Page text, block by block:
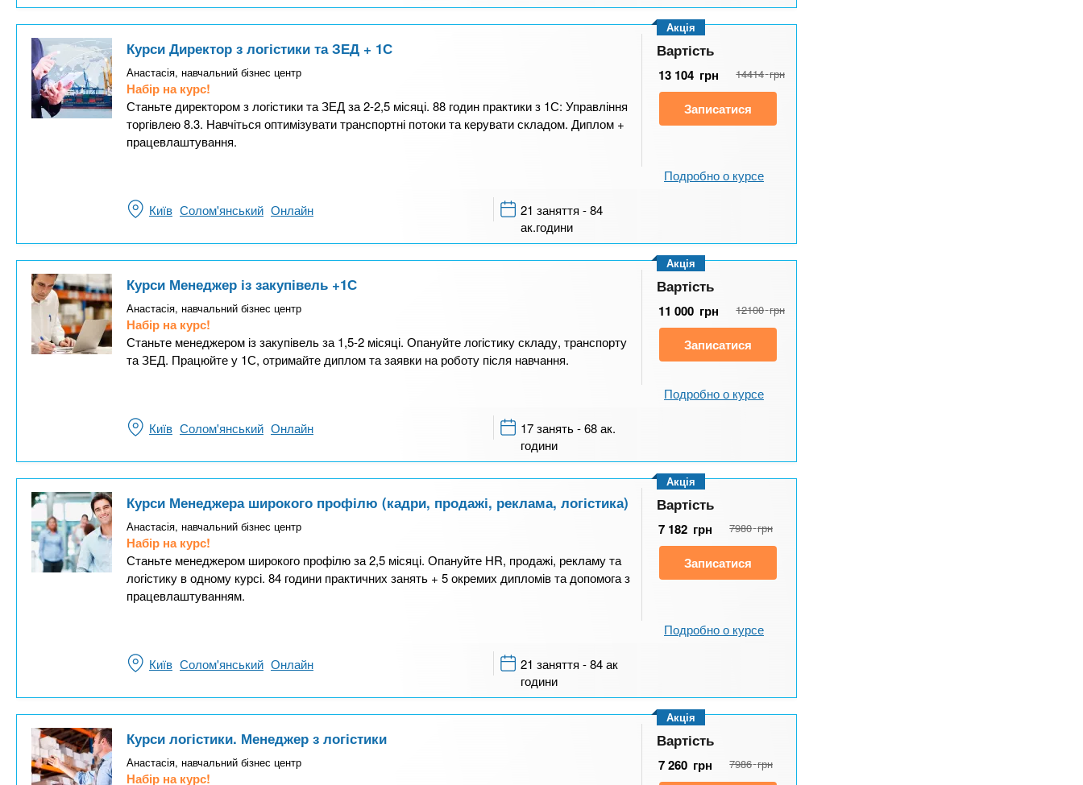
Курси Директор з логістики та ЗЕД + 1С
Анастасія, навчальний бізнес центр
Набір на курс!
Станьте директором з логістики та ЗЕД за 2-2,5 місяці. 88 годин практики з 1С: Управління
торгівлею 8.3. Навчіться оптимізувати транспортні потоки та керувати складом. Диплом +
працевлаштування.
Акція
Вартість
13 104 грн 14414 грн
Записатися
Подробно о курсе
Київ Солом'янський Онлайн
21 заняття - 84
ак.години
Курси Менеджер із закупівель +1С
Анастасія, навчальний бізнес центр
Набір на курс!
Станьте менеджером із закупівель за 1,5-2 місяці. Опануйте логістику складу, транспорту
та ЗЕД. Працюйте у 1С, отримайте диплом та заявки на роботу після навчання.
Акція
Вартість
11 000 грн 12100 грн
Записатися
Подробно о курсе
Київ Солом'янський Онлайн
17 занять - 68 ак.
години
Курси Менеджера широкого профілю (кадри, продажі, реклама, логістика)
Анастасія, навчальний бізнес центр
Набір на курс!
Станьте менеджером широкого профілю за 2,5 місяці. Опануйте HR, продажі, рекламу та
логістику в одному курсі. 84 години практичних занять + 5 окремих дипломів та допомога з
працевлаштуванням.
Акція
Вартість
7 182 грн 7980 грн
Записатися
Подробно о курсе
Київ Солом'янський Онлайн
21 заняття - 84 ак
години
Курси логістики. Менеджер з логістики
Анастасія, навчальний бізнес центр
Набір на курс!
Акція
Вартість
7 260 грн 7986 грн